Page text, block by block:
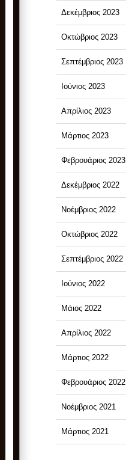
Δεκέμβριος 2023
Οκτώβριος 2023
Σεπτέμβριος 2023
Ιούνιος 2023
Απρίλιος 2023
Μάρτιος 2023
Φεβρουάριος 2023
Δεκέμβριος 2022
Νοέμβριος 2022
Οκτώβριος 2022
Σεπτέμβριος 2022
Ιούνιος 2022
Μάιος 2022
Απρίλιος 2022
Μάρτιος 2022
Φεβρουάριος 2022
Νοέμβριος 2021
Μάρτιος 2021